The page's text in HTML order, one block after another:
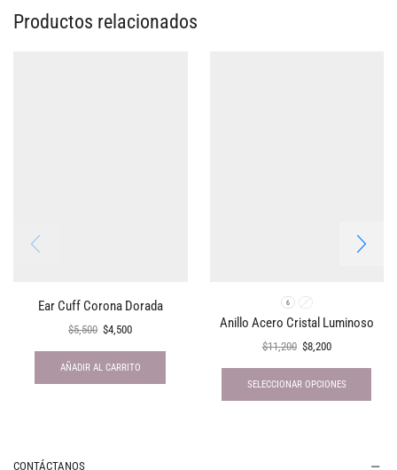
Productos relacionados
Ear Cuff Corona Dorada
$5,500 $4,500
AÑADIR AL CARRITO
6 7
Anillo Acero Cristal Luminoso
$11,200 $8,200
SELECCIONAR OPCIONES
CONTÁCTANOS